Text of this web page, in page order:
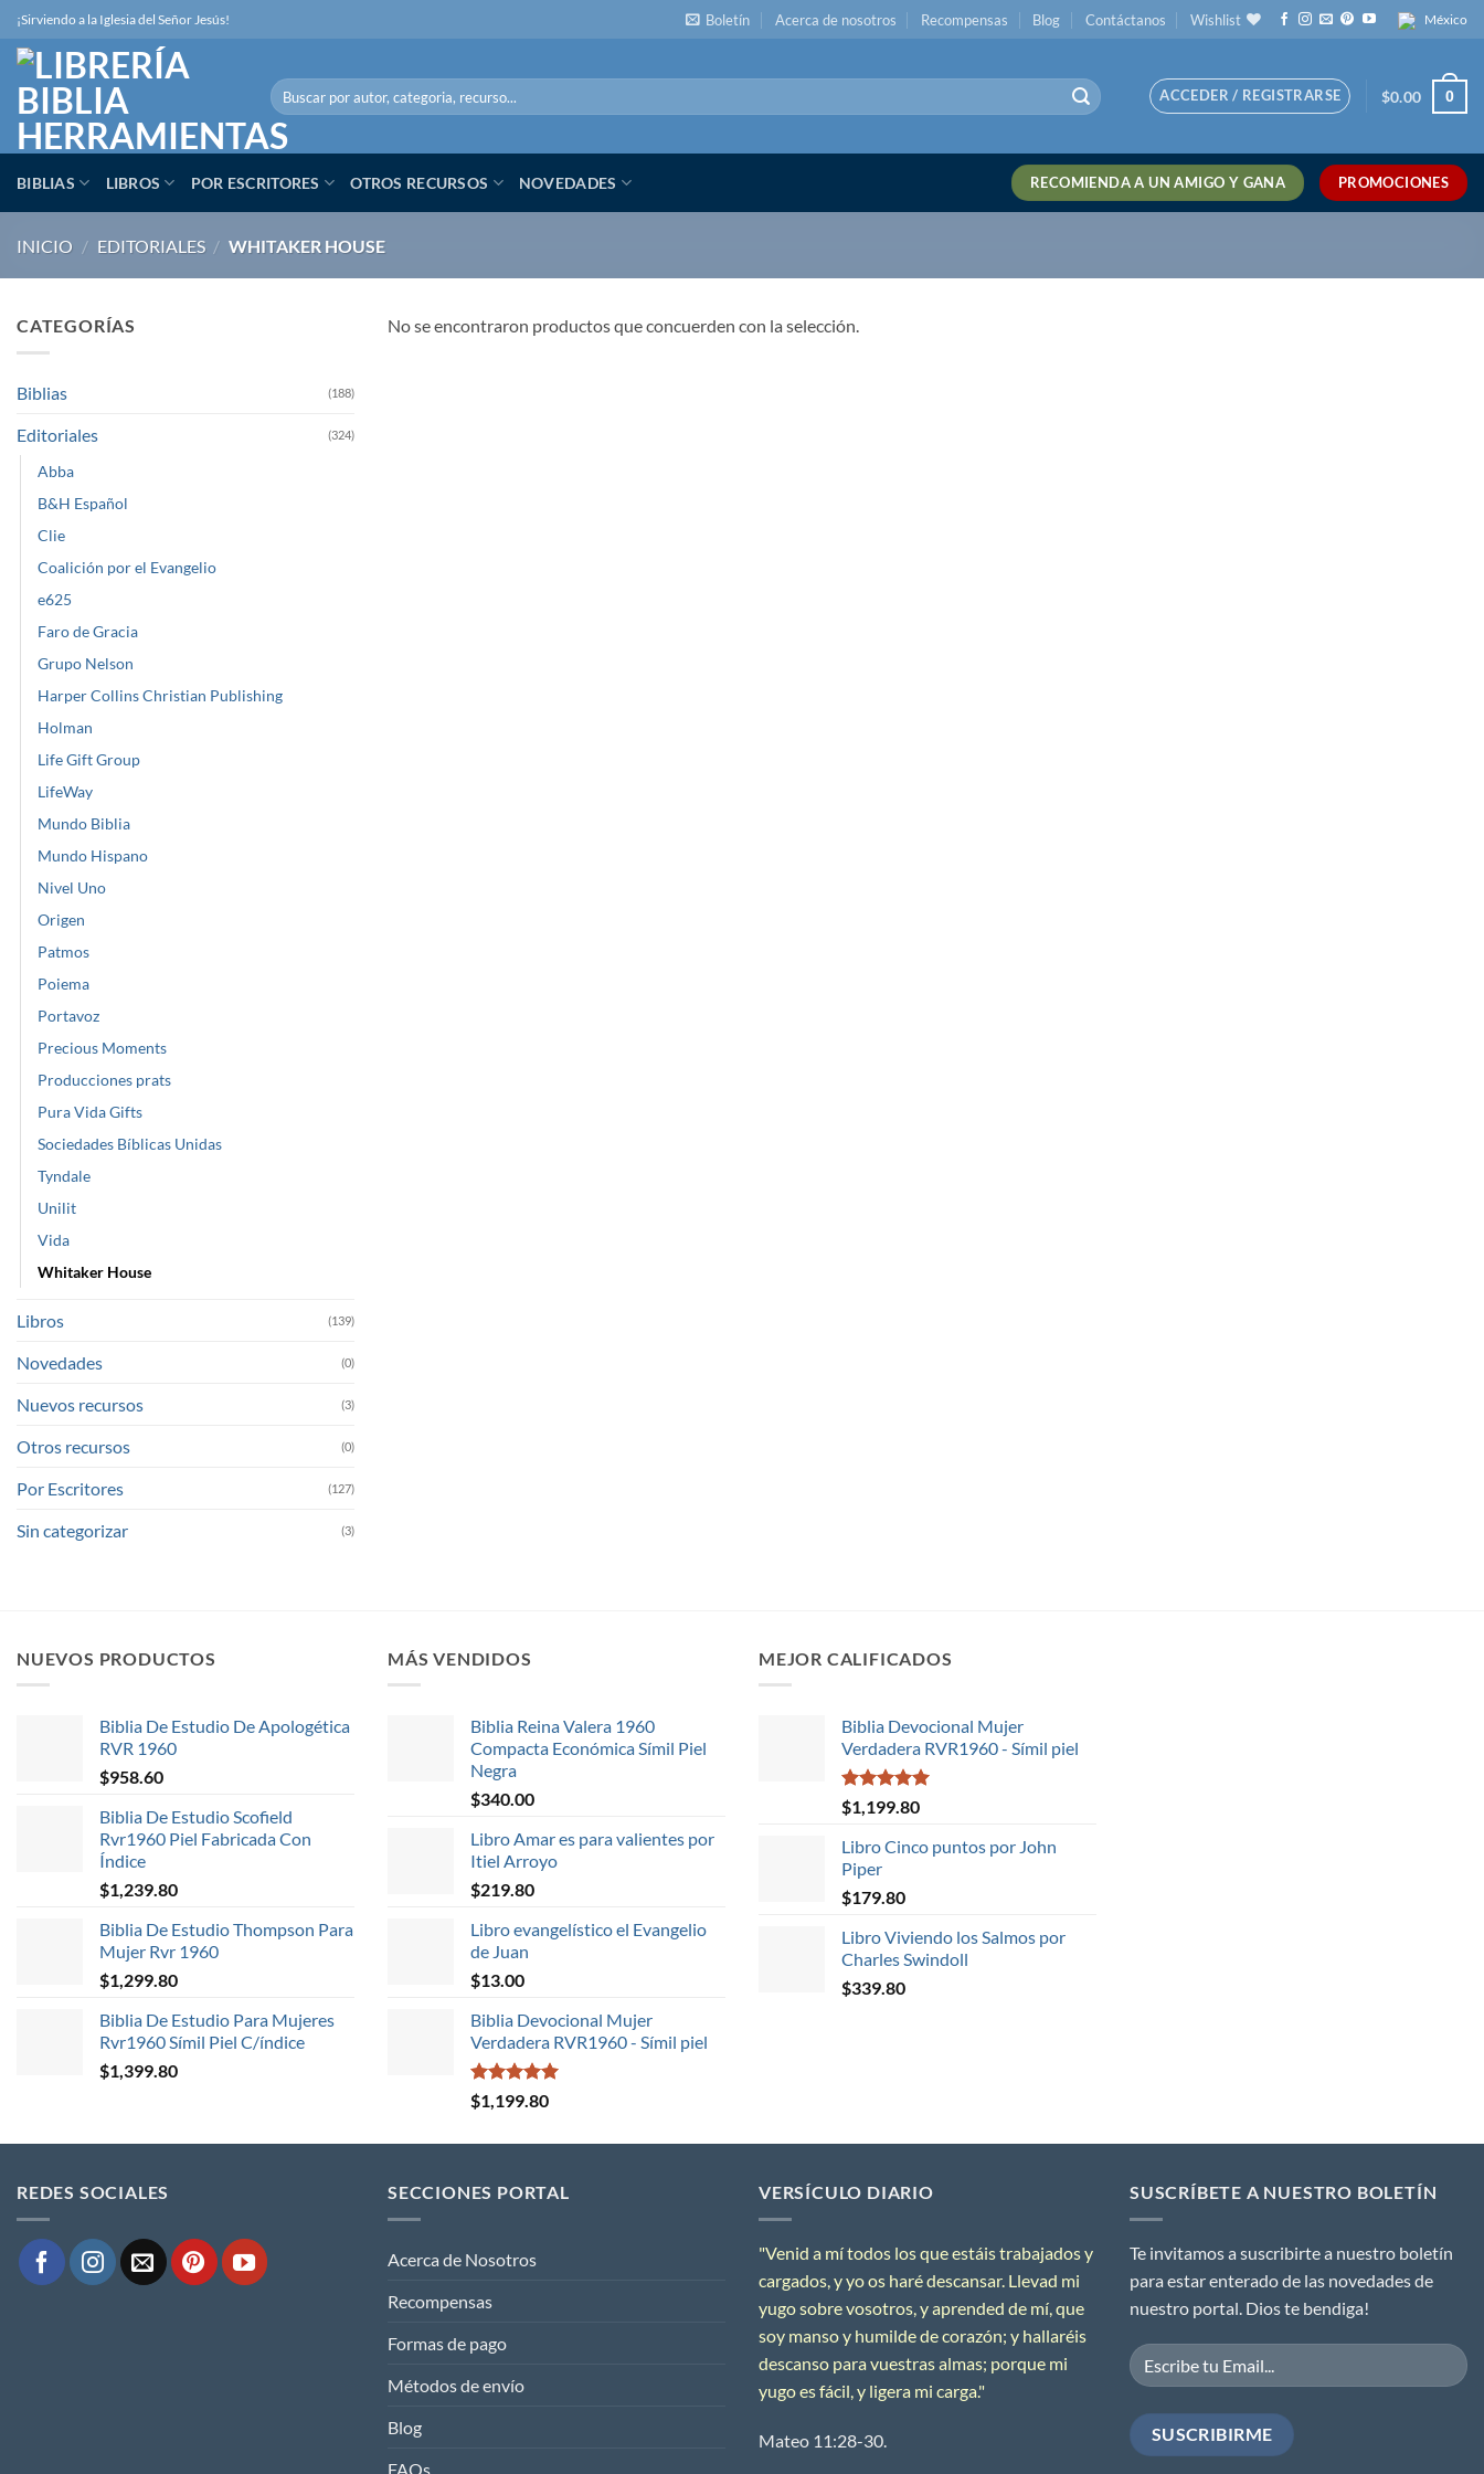
Skip
content
¡Sirviendo a la Iglesia del Señor Jesús! Boletín Acerca de nosotros Recompensas Blog Contáctanos Wishlist México
Buscar
por:
ACCEDER / REGISTRARSE $0.00 0
BIBLIAS LIBROS POR ESCRITORES OTROS RECURSOS NOVEDADES RECOMIENDA A UN AMIGO Y GANA PROMOCIONES
INICIO / EDITORIALES / WHITAKER HOUSE
CATEGORÍAS
Biblias (188)
Editoriales (324)
Abba
B&H Español
Clie
Coalición por el Evangelio
e625
Faro de Gracia
Grupo Nelson
Harper Collins Christian Publishing
Holman
Life Gift Group
LifeWay
Mundo Biblia
Mundo Hispano
Nivel Uno
Origen
Patmos
Poiema
Portavoz
Precious Moments
Producciones prats
Pura Vida Gifts
Sociedades Bíblicas Unidas
Tyndale
Unilit
Vida
Whitaker House
Libros (139)
Novedades (0)
Nuevos recursos (3)
Otros recursos (0)
Por Escritores (127)
Sin categorizar (3)
No se encontraron productos que concuerden con la selección.
NUEVOS PRODUCTOS
Biblia De Estudio De Apologética
RVR 1960
$958.60
Biblia De Estudio Scofield
Rvr1960 Piel Fabricada Con
Índice
$1,239.80
Biblia De Estudio Thompson Para
Mujer Rvr 1960
$1,299.80
Biblia De Estudio Para Mujeres
Rvr1960 Símil Piel C/índice
$1,399.80
MÁS VENDIDOS
Biblia Reina Valera 1960
Compacta Económica Símil Piel
Negra
$340.00
Libro Amar es para valientes por
Itiel Arroyo
$219.80
Libro evangelístico el Evangelio
de Juan
$13.00
Biblia Devocional Mujer
Verdadera RVR1960 - Símil piel
Valorado en
5.00
$1,199.80
MEJOR CALIFICADOS
Biblia Devocional Mujer
Verdadera RVR1960 - Símil piel
Valorado en
5.00
$1,199.80
Libro Cinco puntos por John
Piper
$179.80
Libro Viviendo los Salmos por
Charles Swindoll
$339.80
REDES SOCIALES SECCIONES PORTAL
Acerca de Nosotros
Recompensas
Formas de pago
Métodos de envío
Blog
FAQs
VERSÍCULO DIARIO
"Venid a mí todos los que estáis trabajados y
cargados, y yo os haré descansar. Llevad mi
yugo sobre vosotros, y aprended de mí, que
soy manso y humilde de corazón; y hallaréis
descanso para vuestras almas; porque mi
yugo es fácil, y ligera mi carga."
Mateo 11:28-30.
SUSCRÍBETE A NUESTRO BOLETÍN
Te invitamos a suscribirte a nuestro boletín
para estar enterado de las novedades de
nuestro portal. Dios te bendiga!